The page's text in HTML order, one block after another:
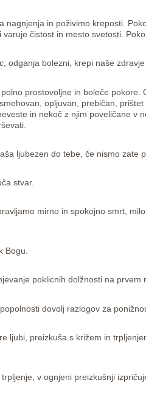
nagnjenja in poživimo kreposti.
čistost in mesto svetosti.
odganja bolezni, krepi naše
prostovoljne in boleče pokore.
opljuvan, prebičan, prištet
in nekoč z njim poveličane v
ljubezen do tebe, če nismo zate
stvar.
mirno in spokojno smrt,
Bogu.
poklicnih dolžnosti na prvem
dovolj razlogov za
ljubi, preizkuša s križem in
v ognjeni preizkušnji